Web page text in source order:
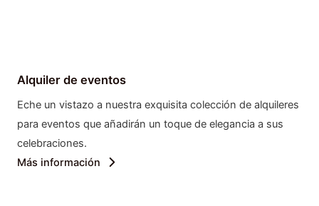
Alquiler de eventos
Eche un vistazo a nuestra exquisita colección de alquileres
para eventos que añadirán un toque de elegancia a sus
celebraciones.
Más información